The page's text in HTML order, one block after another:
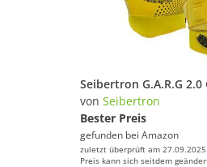
von Seibertron
Bester Preis
gefunden bei Amazon
zuletzt überprüft am
Preis kann sich seitdem